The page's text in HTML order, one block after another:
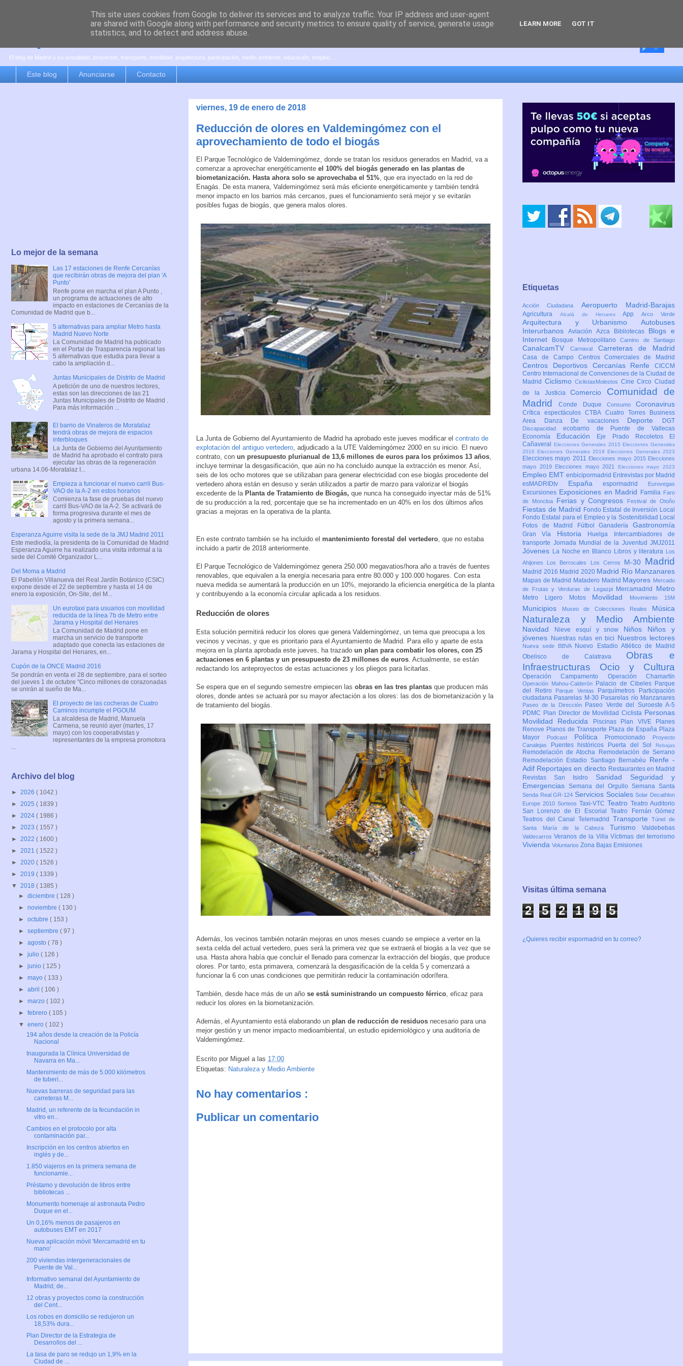
es por madrid
El blog de Madrid y su actualidad, proyectos, transporte, movilidad, arquitectura, participación, medio ambiente, educación, empleo, ...
Este blog Anunciarse Contacto
viernes, 19 de enero de 2018
Reducción de olores en Valdemingómez con el
aprovechamiento de todo el biogás
El Parque Tecnológico de Valdemingómez, donde se tratan los residuos generados en Madrid, va a
comenzar a aprovechar energéticamente el 100% del biogás generado en las plantas de
biometanización. Hasta ahora solo se aprovechaba el 51% , que era inyectado en la red de
Enagás. De esta manera, Valdemingómez será más eficiente energéticamente y también tendrá
menor impacto en los barrios más cercanos, pues el funcionamiento será mejor y se evitarán
posibles fugas de biogás, que genera malos olores.
La Junta de Gobierno del Ayuntamiento de Madrid ha aprobado este jueves modificar el contrato de
explotación del antiguo vertedero , adjudicado a la UTE Valdemingómez 2000 en su inicio. El nuevo
contrato, con un presupuesto plurianual de 13,6 millones de euros para los próximos 13 años
incluye terminar la desgasificación, que aún no ha concluido aunque la extracción es menor. Así,
seis de los ocho motores que se utilizaban para generar electricidad con ese biogás procedente del
vertedero ahora están en desuso y serán utilizados a partir de marzo para valorizar el biogás
excedente de la Planta de Tratamiento de Biogás, que nunca ha conseguido inyectar más de 51%
de su producción a la red, porcentaje que se ha incrementado en un 40% en los dos últimos años
gracias a mejoras en la operativa de la planta.
En este contrato también se ha incluido el mantenimiento forestal del vertedero , que no estaba
incluido a partir de 2018 anteriormente.
El Parque Tecnológico de Valdemingómez genera 250.000 megavatios/hora año a través de fuentes
renovables, que equivalen a la energía necesaria para entre 80.000 y 100.000 hogares. Con esta
nueva medida se aumentará la producción en un 10%, mejorando la eficiencia energética de la planta
y contribuyendo a la economía circular aplicada a los residuos.
Reducción de olores
Esta solución permitirá reducir los olores que genera Valdemingómez, un tema que preocupa a los
vecinos y vecinas, y que es prioritario para el Ayuntamiento de Madrid. Para ello y aparte de esta
mejora en la planta aprobada este jueves, ha trazado un plan para combatir los olores, con 25
actuaciones en 6 plantas y un presupuesto de 23 millones de euros . Actualmente, se están
redactando los anteproyectos de estas actuaciones y los pliegos para licitarlas.
Se espera que en el segundo semestre empiecen las obras en las tres plantas que producen más
olores, donde antes se actuará por su mayor afectación a los olores: las dos de biometanización y la
de tratamiento del biogás.
Además, los vecinos también notarán mejoras en unos meses cuando se empiece a verter en la
sexta celda del actual vertedero, pues será la primera vez que se extraerá el biogás a la vez que se
usa. Hasta ahora había que concluir el llenado para comenzar la extracción del biogás, que produce
olores. Por tanto, esta primavera, comenzará la desgasificación de la celda 5 y comenzará a
funcionar la 6 con unas condiciones que permitirán reducir la contaminación odorífera.
También, desde hace más de un año se está suministrando un compuesto férrico , eficaz para
reducir los olores en la biometanización.
Además, el Ayuntamiento está elaborando un plan de reducción de residuos necesario para una
mejor gestión y un menor impacto medioambiental, un estudio epidemiológico y una auditoría de
Valdemingómez.
Escrito por Miguel a las 17:00
Etiquetas: Naturaleza y Medio Ambiente
No hay comentarios :
Publicar un comentario
Lo mejor de la semana
Las 17 estaciones de Renfe Cercanías
que recibirán obras de mejora del plan 'A
Punto'
Renfe pone en marcha el plan A Punto ,
un programa de actuaciones de alto
impacto en estaciones de Cercanías de la
Comunidad de Madrid que b...
5 alternativas para ampliar Metro hasta
Madrid Nuevo Norte
La Comunidad de Madrid ha publicado
en el Portal de Trasparencia regional las
5 alternativas que estudia para llevar a
cabo la ampliación d...
Juntas Municipales de Distrito de Madrid
A petición de uno de nuestros lectores,
estas son las direcciones de las 21
Juntas Municipales de Distrito de Madrid .
Para más información ...
El barrio de Vinateros de Moratalaz
tendrá obras de mejora de espacios
interbloques
La Junta de Gobierno del Ayuntamiento
de Madrid ha aprobado el contrato para
ejecutar las obras de la regeneración
urbana 14.06-Moratalaz I...
Empieza a funcionar el nuevo carril Bus-
VAO de la A-2 en estos horarios
Comienza la fase de pruebas del nuevo
carril Bus-VAO de la A-2. Se activará de
forma progresiva durante el mes de
agosto y la primera semana...
Esperanza Aguirre visita la sede de la JMJ Madrid 2011
Este mediodía, la presidenta de la Comunidad de Madrid
Esperanza Aguirre ha realizado una visita informal a la
sede del Comité Organizador L...
Del Moma a Madrid
El Pabellón Villanueva del Real Jardín Botánico (CSIC)
expone desde el 22 de septiembre y hasta el 14 de
enero la exposición, On-Site, del M...
Un eurotaxi para usuarios con movilidad
reducida de la línea 7b de Metro entre
Jarama y Hospital del Henares
La Comunidad de Madrid pone en
marcha un servicio de transporte
adaptado que conecta las estaciones de
Jarama y Hospital del Henares, en...
Cupón de la ONCE Madrid 2016
Se pondrán en venta el 28 de septiembre, para el sorteo
del jueves 1 de octubre "Cinco millones de corazonadas
se unirán al sueño de Ma...
El proyecto de las cocheras de Cuatro
Caminos incumple el PGOUM
La alcaldesa de Madrid, Manuela
Carmena, se reunió ayer (martes, 17
mayo) con los cooperativistas y
representantes de la empresa promotora
...
Archivo del blog
► 2026 ( 1042 )
► 2025 ( 1839 )
► 2024 ( 1986 )
► 2023 ( 1557 )
► 2022 ( 1600 )
► 2021 ( 1522 )
► 2020 ( 1526 )
► 2019 ( 1339 )
▼ 2018 ( 1385 )
►diciembre( 128 )
►noviembre( 130 )
►octubre( 153 )
►septiembre( 97 )
►agosto( 78 )
►julio( 126 )
►junio( 125 )
►mayo( 133 )
►abril( 106 )
►marzo( 102 )
►febrero( 105 )
▼enero( 102 )
194 años desde la creación de la Policía
Nacional
Inaugurada la Clínica Universidad de
Navarra en Ma...
Mantenimiento de más de 5.000 kilómetros
de tuberí...
Nuevas barreras de seguridad para las
carreteras M...
Madrid, un referente de la fecundación in
vitro en...
Cambios en el protocolo por alta
contaminación par...
Inscripción en los centros abiertos en
inglés y de...
1.850 viajeros en la primera semana de
funcionamie...
Préstamo y devolución de libros entre
bibliotecas ...
Monumento homenaje al astronauta Pedro
Duque en el...
Un 0,16% menos de pasajeros en
autobuses EMT en 2017
Nueva aplicación móvil 'Mercamadrid en tu
mano'
200 viviendas intergeneracionales de
Puente de Val...
Informativo semanal del Ayuntamiento de
Madrid; de...
12 obras y proyectos como la construcción
del Cent...
Los robos en domicilio se redujeron un
18,53% dura...
Plan Director de la Estrategia de
Desarrollos del ...
La tasa de paro se redujo un 1,9% en la
Ciudad de ...
Etiquetas
Acción Ciudadana Aeropuerto Madrid-Barajas
Agricultura Alcalá de HenaresAppArco Verde
Arquitectura y Urbanismo Autobuses
Interurbanos Aviación Azca Bibliotecas Blogs e
Internet
Bosque MetropolitanoCamino de Santiago
CanalcamTV Carnaval Carreteras de Madrid
Casa de Campo Centros Comerciales de Madrid
Centros Deportivos Cercanías Renfe CICCM
Centro Internacional de Convenciones de la Ciudad de
Madrid CiclismoCiclistasMolestos CineCircoCiudad
de la JusticiaComercio Comunidad de
MadridConde Duque Consumo Coronavirus
Crítica espectáculosCTBA Cuatro Torres Business
Area
Danza De vacaciones Deporte DGT
Discapacidad ecobarrio de Puente de Vallecas
Economía Educación Eje Prado Recoletos
El
Cañaveral
Elecciones Generales 2015 Elecciones Generales
2016 Elecciones Generales 2019 Elecciones Generales 2023
Elecciones mayo 2011 Elecciones mayo 2015 Elecciones
mayo 2019
Elecciones mayo 2021 Elecciones mayo 2023
Empleo EMT enbicipormadrid Entrevistas por Madrid
esMADRIDtv Españaespormadrid Eurovegas
Excursiones Exposiciones en Madrid Familia Faro
de Moncloa
Ferias y Congresos Festival de Otoño
Fiestas de Madrid Fondo Estatal de Inversión Local
Fondo Estatal para el Empleo y la Sostenibilidad Local
Fotos de Madrid
FútbolGanaderíaGastronomía
Gran Vía Historia Huelga
Intercambiadores de
transporte Jornada Mundial de la Juventud JMJ2011
Jóvenes La Noche en Blanco Libros y literatura
Los
Ahijones
Los Berrocales Los Cerros M-30 Madrid
Madrid 2016 Madrid 2020 Madrid Río Manzanares
Mapas de Madrid Matadero Madrid Mayores Mercado
de Frutas y Verduras de Legazpi
Mercamadrid Metro
Metro Ligero Motos Movilidad Movimiento 15M
Municipios Museo de Colecciones Reales Música
Naturaleza y Medio Ambiente
Navidad Nieve esquí y snow Niños Niños y
jóvenes
Nuestras rutas en bici Nuestros lectores
Nueva sede BBVA
Nuevo Estadio Atlético de Madrid
Obelisco de Calatrava Obras e
Infraestructuras Ocio y Cultura
Operación Campamento Operación Chamartín
Operación Mahou-Calderón Palacio de Cibeles Parque
del Retiro
Parque Ventas Parquímetros
Participación
ciudadana Pasarelas M-30 Pasarelas río Manzanares
Paseo de la Dirección
Paseo Verde del Suroeste A-5
PDMC Plan Director de Movilidad Ciclista Personas
Movilidad Reducida
Piscinas Plan VIVE
Planes
Renove Planos de Transporte Plaza de España Plaza
Mayor
Podcast Política Promocionado
Proyecto
Canalejas
Puentes históricos Puerta del Sol Rebajas
Remodelación de Atocha
Remodelación de Serrano
Remodelación Estadio Santiago Bernabéu Renfe -
Adif Reportajes en directo Restaurantes en Madrid
Revistas San Isidro Sanidad Seguridad y
Emergencias Semana del Orgullo Semana Santa
Senda Real GR-124 Servicios SocialesSolar Decathlon
Europe 2010 Sorteos Taxi-VTC Teatro Teatro Auditorio
San Lorenzo de El EscorialTeatro Fernán Gómez
Teatros del Canal Telemadrid TransporteTúnel de
Santa María de la Cabeza Turismo Valdebebas
ValdecarrosVeranos de la VillaVíctimas del terrorismo
Vivienda Voluntarios Zona Bajas Emisiones
Visitas última semana
2 5 2 1 9 5
¿Quieres recibir espormadrid en tu correo?
This site uses cookies from Google to deliver its services and to analyze traffic. Your IP address and user-agent
are shared with Google along with performance and security metrics to ensure quality of service, generate usage
statistics, and to detect and address abuse.
LEARN MORE GOT IT